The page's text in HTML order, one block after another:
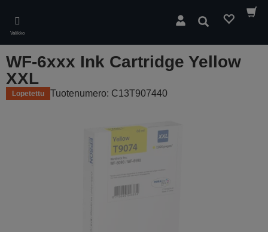
main
content
Valikko
Hae
WF-6xxx Ink Cartridge Yellow
XXL
Lopetettu Tuotenumero: C13T907440